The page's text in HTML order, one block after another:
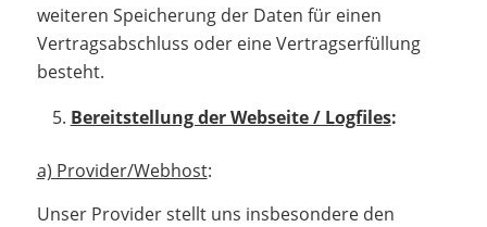
weiteren Speicherung der Daten für einen
Vertragsabschluss oder eine Vertragserfüllung
besteht.
Bereitstellung der Webseite / Logfiles:
a) Provider/Webhost:
Unser Provider stellt uns insbesondere den